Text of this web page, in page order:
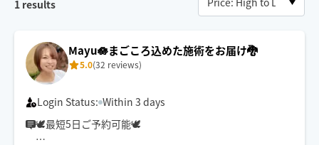
1 results
Mayu🪷まごころ込めた施術をお届け🐉
5.0(32 reviews)
Login Status: Within 3 days
🕊最短5日ご予約可能🕊